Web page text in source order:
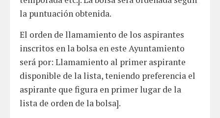
la puntuación obtenida.
El orden de llamamiento de los aspirantes
inscritos en la bolsa en este Ayuntamiento
será por: Llamamiento al primer aspirante
disponible de la lista, teniendo preferencia el
aspirante que figura en primer lugar de la
lista de orden de la bolsa].